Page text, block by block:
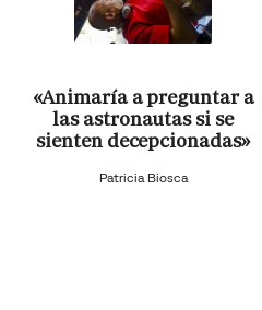
«Animaría a preguntar a
las astronautas si se
sienten decepcionadas»
Patricia Biosca